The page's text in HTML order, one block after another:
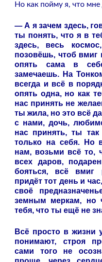
Но как пойму я, что мне
— А я зачем здесь,
ты понять, что я в
здесь, весь
позовёшь, чтоб вмиг
опять сама в
замечаешь. На
всегда и всё в
опять одна, но как
нас принять не
ты жила, но это всё
с нами, дочь,
нас принять, ты
только на себя. Но
нам, возьми всё то,
всех даров,
бояться, всё вмиг
придёт тот день и
своё
земным меркам, но
тебя, что ты ещё не
Всё просто в жизни
понимают, строя
сами того не